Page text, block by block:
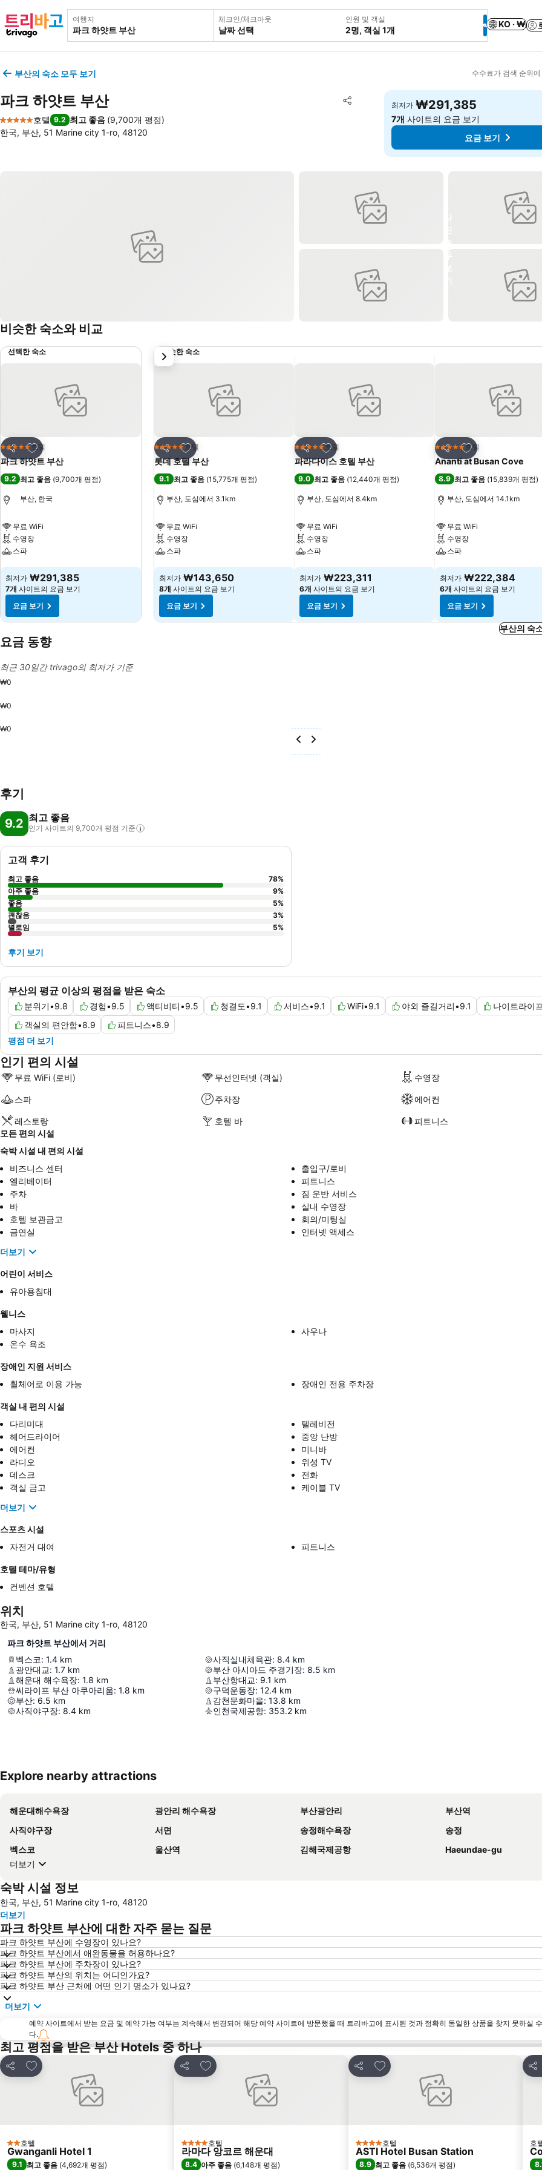
여행지 체크인/체크아웃
날짜 선택
인원 및 객실
2명, 객실 1개
KO · ₩
부산의 숙소 모두 보기 수수료가 검색 순위
파크 하얏트 부산 공유
즐겨찾기에 추가
5 성급
호텔 9.2 최고 좋음 (9,700개 평점)
한국, 부산, 51 Marine city 1-ro, 48120
최저가 ₩291,385
7개 사이트의 요금 보기
요금 보기
비슷한 숙소와 비교
선택한 숙소
공유
즐겨찾기에 추가
5 성급 호텔
파크 하얏트 부산
9.2 최고 좋음 (9,700개 평점)
부산, 한국
무료 WiFi
수영장
스파
요금 보기
최저가 ₩291,385
7개 사이트의 요금 보기
요금 보기
비슷한 숙소
공유
즐겨찾기에 추가
5 성급 호텔
롯데 호텔 부산
9.1 최고 좋음 (15,775개 평점)
부산, 도심에서 3.1km
무료 WiFi
수영장
스파
요금 보기
최저가 ₩143,650
8개 사이트의 요금 보기
요금 보기
공유
즐겨찾기에 추가
5 성급 호텔
파라다이스 호텔 부산
9.0 최고 좋음 (12,440개 평점)
부산, 도심에서 8.4km
무료 WiFi
수영장
스파
요금 보기
최저가 ₩223,311
6개 사이트의 요금 보기
요금 보기
공유
즐겨찾기에 추가
5 성급 호텔
Ananti at Busan Cove
8.9 최고 좋음 (15,839개 평점)
부산, 도심에서 14.1km
무료 WiFi
수영장
스파
요금 보기
최저가 ₩222,384
6개 사이트의 요금 보기
요금 보기
다음
부산의 숙
요금 동향
최근 30일간 trivago의 최저가 기준
₩0
₩0
₩0
후기
9.2 최고 좋음
인기 사이트의 9,700개 평점 기준
부산의 평균 이상의 평점을 받은 숙소
분위기•9.8 경험•9.5 액티비티•9.5 청결도•9.1 서비스•9.1 WiFi•9.1 야외 즐길거리•9.1 나이트라이프
객실의 편안함•8.9 피트니스•8.9
평점 더 보기
고객 후기
최고 좋음 78%
아주 좋음
9%
좋음
5%
괜찮음
3%
별로임
5%
후기 보기
인기 편의 시설
무료 WiFi (로비) 무선인터넷 (객실) 수영장
스파 주차장 에어컨
레스토랑 호텔 바
피트니스
모든 편의 시설
숙박 시설 내 편의 시설
비즈니스 센터
출입구/로비
엘리베이터
피트니스
주차
짐 운반 서비스
바
실내 수영장
호텔 보관금고
회의/미팅실
금연실
인터넷 액세스
더보기
어린이 서비스
유아용침대
웰니스
마사지
사우나
온수 욕조
장애인 지원 서비스
휠체어로 이용 가능
장애인 전용 주차장
객실 내 편의 시설
다리미대
텔레비전
헤어드라이어
중앙 난방
에어컨
미니바
라디오
위성 TV
데스크
전화
객실 금고
케이블 TV
더보기
스포츠 시설
자전거 대여
피트니스
호텔 테마/유형
컨벤션 호텔
위치
한국, 부산, 51 Marine city 1-ro, 48120
파크 하얏트 부산에서 거리
벡스코: 1.4 km
광안대교: 1.7 km
해운대 해수욕장: 1.8 km
씨라이프 부산 아쿠아리움: 1.8 km
부산: 6.5 km
사직야구장: 8.4 km
사직실내체육관: 8.4 km
부산 아시아드 주경기장: 8.5 km
부산항대교: 9.1 km
구덕운동장: 12.4 km
감천문화마을: 13.8 km
인천국제공항: 353.2 km
Explore nearby attractions
해운대해수욕장 광안리 해수욕장 부산광안리
부산역
사직야구장
서면 송정해수욕장
송정
벡스코
울산역 김해국제공항
Haeundae-gu
더보기
숙박 시설 정보
한국, 부산, 51 Marine city 1-ro, 48120
더보기
파크 하얏트 부산에 대한 자주 묻는 질문
파크 하얏트 부산에 수영장이 있나요?
파크 하얏트 부산에서 애완동물을 허용하나요?
파크 하얏트 부산에 주차장이 있나요?
파크 하얏트 부산의 위치는 어디인가요?
파크 하얏트 부산 근처에 어떤 인기 명소가 있나요?
더보기
예약 사이트에서 받는 요금 및 예약 가능 여부는 계속해서 변경되어 해당 예약 사이트에 방문했을 때 트리바고에 표시된 것과 정확히 동일한 상품을 찾지 못하실
다.
최고 평점을 받은 부산 Hotels 중 하나
공유
즐겨찾기에 추가
2 성급
호텔
Gwanganli Hotel 1
9.1 최고 좋음 (4,692개 평점)
공유
즐겨찾기에 추가
4 성급 호텔
라마다 앙코르 해운대
8.4 아주 좋음 (6,148개 평점)
공유
즐겨찾기에 추가
4 성급 호텔
ASTI Hotel Busan Station
8.9 최고 좋음 (6,536개 평점)
공유
호